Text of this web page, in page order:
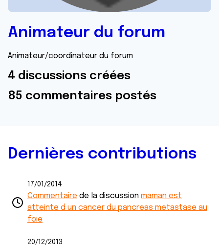
Animateur du forum
Animateur/coordinateur du forum
4 discussions créées
85 commentaires postés
Dernières contributions
17/01/2014
Commentaire de la discussion maman est
atteinte d un cancer du pancreas metastase au
foie
20/12/2013